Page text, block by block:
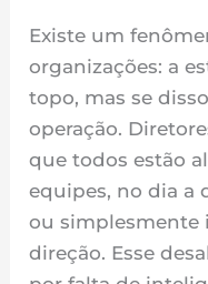
Existe um
organizações: a
topo, mas se
operação.
que todos estão
equipes, no dia a
ou simplesmente
direção. Esse
Base